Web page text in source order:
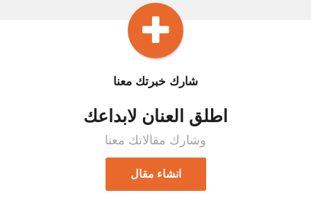
شارك خبرتك معنا
اطلق العنان لابداعك
وشارك مقالاتك معنا
انشاء مقال